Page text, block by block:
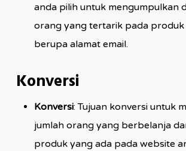
anda pilih untuk mengumpulkan
orang yang tertarik pada produk
berupa alamat email.
Konversi
Konversi: Tujuan konversi untuk
jumlah orang yang berbelanja
produk yang ada pada website